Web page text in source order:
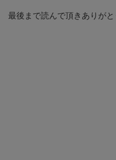
最後まで読んで頂きありがと